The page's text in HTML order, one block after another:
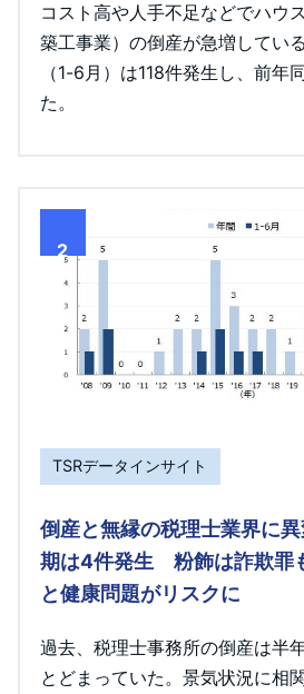
コスト高や人手不足などでハウ
築工事業）の倒産が急増してい
（1-6月）は118件発生し、前年
た。
2
TSRデータインサイト
倒産と無縁の税理士業界に
期は4件発生 粉飾は詐欺罪
と健康問題がリスクに
過去、税理士事務所の倒産は半
とどまっていた。景気状況に相